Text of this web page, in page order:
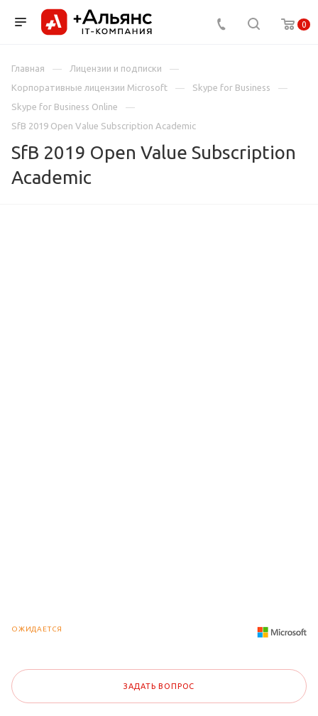
0
Главная
Лицензии и подписки
Корпоративные лицензии Microsoft
Skype for Business
Skype for Business Online
SfB 2019 Open Value Subscription Academic
SfB 2019 Open Value Subscription
Academic
ОЖИДАЕТСЯ
ЗАДАТЬ ВОПРОС